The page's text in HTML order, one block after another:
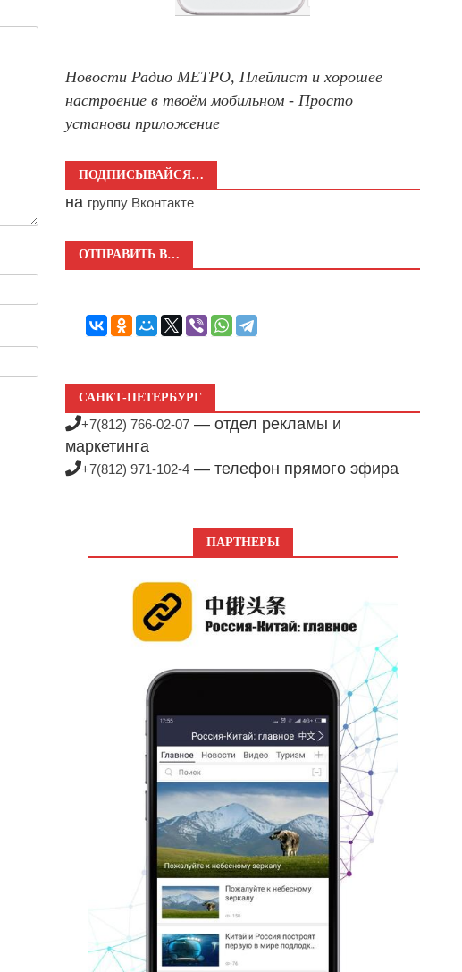
Новости Радио МЕТРО, Плейлист и хорошее
настроение в твоём мобильном - Просто
установи приложение
ПОДПИСЫВАЙСЯ…
на группу Вконтакте
ОТПРАВИТЬ В…
САНКТ-ПЕТЕРБУРГ
+7(812) 766-02-07 — отдел рекламы и
маркетинга
+7(812) 971-102-4 — телефон прямого эфира
ПАРТНЕРЫ